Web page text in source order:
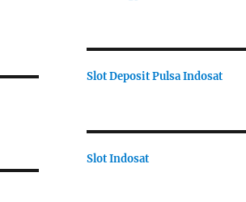
Slot Deposit Pulsa Indosat
Slot Indosat